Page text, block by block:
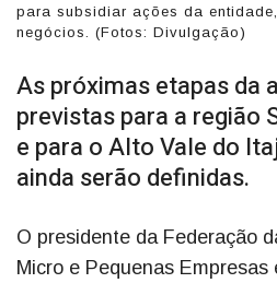
para subsidiar ações da
negócios. (Fotos: Divulgação)
As próximas etapas da
previstas para a região
e para o Alto Vale do
ainda serão definidas.
O presidente da Federação
Micro e Pequenas Empresas